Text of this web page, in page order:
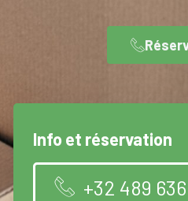
Info et réservation
+32 489